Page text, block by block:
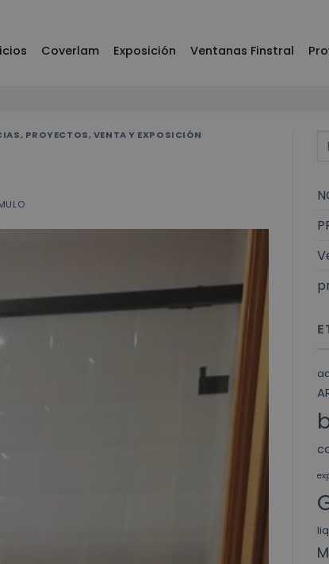
Coverlam Exposición Ventanas Finstral
, PROYECTOS,VENTA Y EXPOSICIÓN